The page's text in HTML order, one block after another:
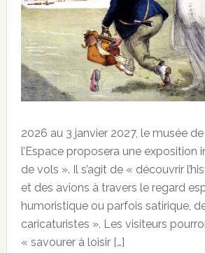
2026 au 3 janvier 2027, le musée de
l’Espace proposera une exposition
de vols ». Il s’agit de « découvrir
et des avions à travers le regard
humoristique ou parfois satirique,
caricaturistes ». Les visiteurs
« savourer à loisir […]